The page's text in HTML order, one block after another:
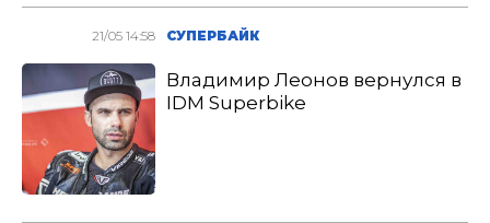
21/05 14:58 СУПЕРБАЙК
Владимир Леонов вернулся в
IDM Superbike